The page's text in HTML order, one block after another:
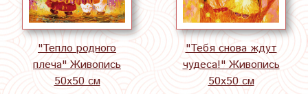
"Тепло родного
плеча" Живопись
50х50 см
"Тебя снова ждут
чудеса!" Живопись
50х50 см